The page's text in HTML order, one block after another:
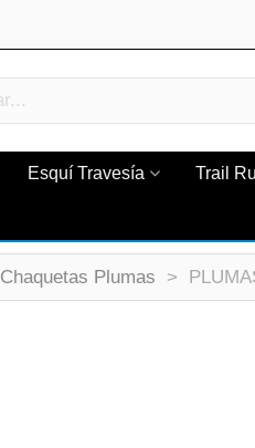
Esquí Travesía Trail
Chaquetas Plumas >